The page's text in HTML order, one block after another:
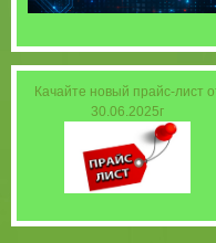
Качайте новый прайс-лист
30.06.2025г